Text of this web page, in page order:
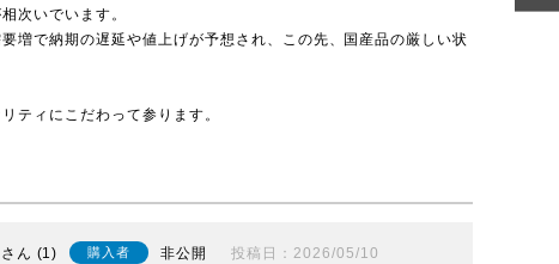
次いでいます。
増で納期の遅延や値上げが予想され、この先、国産品の厳しい状
ティにこだわって参ります。
1 購入者 非公開 投稿日
2026/05/10